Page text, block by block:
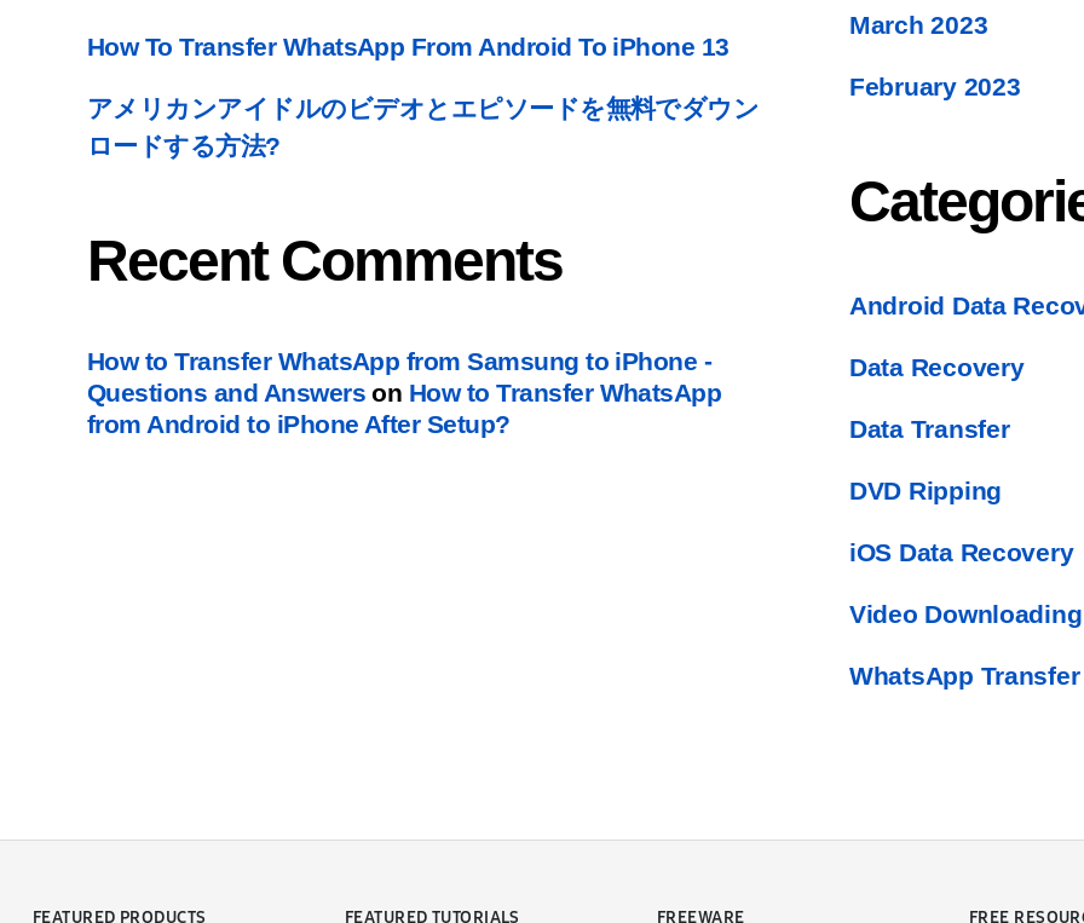
How To Transfer WhatsApp From Android To iPhone 13
アメリカンアイドルのビデオとエピソードを無料でダウン
ロードする方法?
Recent Comments
How to Transfer WhatsApp from Samsung to iPhone -
Questions and Answers on How to Transfer WhatsApp
from Android to iPhone After Setup?
March 2023
February2023
Android Data
Data Recovery
Data Transfer
DVD Ripping
iOS Data Recovery
Video Downloading
WhatsApp Transfer
FEATURED PRODUCTS FEATURED TUTORIALS FREEWARE FREE